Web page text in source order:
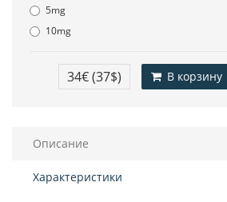
5mg
10mg
34€(37$) В корзину
Описание
Характеристики